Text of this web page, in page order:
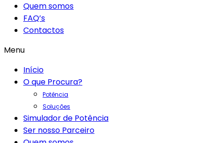
Quem somos
FAQ’s
Contactos
Menu
Início
O que Procura?
Potência
Soluções
Simulador de Potência
Ser nosso Parceiro